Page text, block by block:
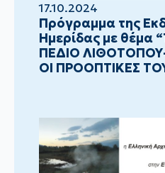
17.10.2024
Πρόγραμμα της
Ημερίδας με θέμα
ΠΕΔΙΟ
ΟΙ ΠΡΟΟΠΤΙΚΕΣ